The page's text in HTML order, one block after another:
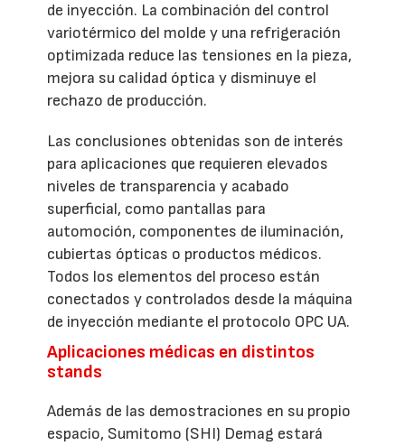
de inyección. La combinación del control
variotérmico del molde y una refrigeración
optimizada reduce las tensiones en la pieza,
mejora su calidad óptica y disminuye el
rechazo de producción.
Las conclusiones obtenidas son de interés
para aplicaciones que requieren elevados
niveles de transparencia y acabado
superficial, como pantallas para
automoción, componentes de iluminación,
cubiertas ópticas o productos médicos.
Todos los elementos del proceso están
conectados y controlados desde la máquina
de inyección mediante el protocolo OPC UA.
Aplicaciones médicas en distintos
stands
Además de las demostraciones en su propio
espacio, Sumitomo (SHI) Demag estará